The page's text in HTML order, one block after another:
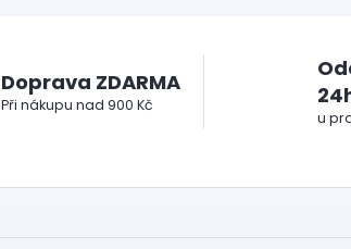
Doprava ZDARMA
Při nákupu nad 900 Kč
u